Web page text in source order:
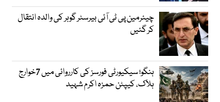
چیئرمین پی ٹی آئی بیرسٹر گوہر کی والدہ انتقال
کر گئیں
ہنگو؛ سیکیورٹی فورسز کی کارروائی میں 7خوارج
ہلاک، کیپٹن حمزہ اکرم شہید